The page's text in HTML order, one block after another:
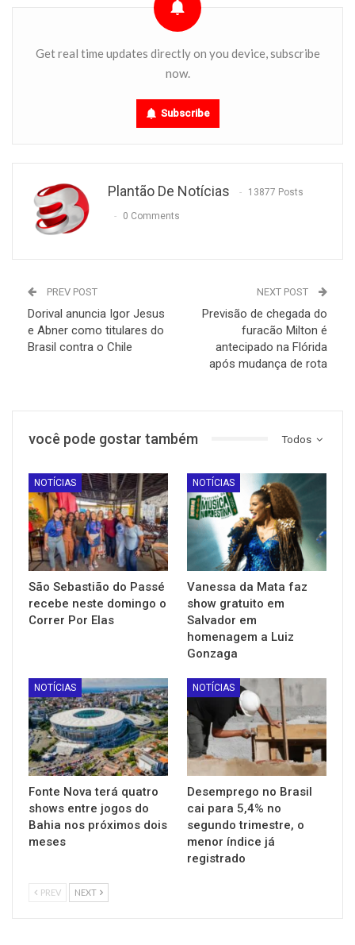
Get real time updates directly on you device, subscribe
now.
Subscribe
Plantão De Notícias 13877 Posts
0 Comments
PREV POST
Dorival anuncia Igor Jesus
e Abner como titulares do
Brasil contra o Chile
NEXT POST
Previsão de chegada do
furacão Milton é
antecipado na Flórida
após mudança de rota
Todos
você pode gostar também
NOTÍCIAS
São Sebastião do Passé
recebe neste domingo o
Correr Por Elas
NOTÍCIAS
Vanessa da Mata faz
show gratuito em
Salvador em
homenagem a Luiz
Gonzaga
NOTÍCIAS
Fonte Nova terá quatro
shows entre jogos do
Bahia nos próximos dois
meses
NOTÍCIAS
Desemprego no Brasil
cai para 5,4% no
segundo trimestre, o
menor índice já
registrado
PREV NEXT